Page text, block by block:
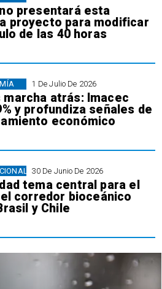
presentará esta
proyecto para modificar
de las 40 horas
1 De Julio De 2026
marcha atrás: Imacec
y profundiza señales de
económico
30 De Junio De 2026
tema central para el
corredor bioceánico
y Chile